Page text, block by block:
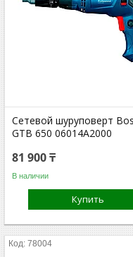
Сетевой шуруповерт
GTB 650 06014A2000
81 900 ₸
В наличии
Купить
78004